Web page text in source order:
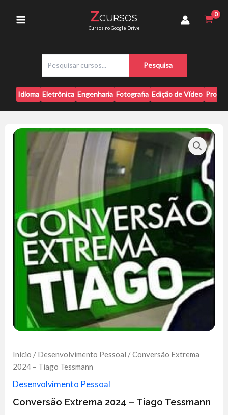
Menu
ZCURSOS
Cursos no Google Drive
s
q
u
i
a
r
Pesquisa
Idioma Eletrônica Engenharia Fotografia Edição de Vídeo
Início / Desenvolvimento Pessoal / Conversão Extrema
2024 – Tiago Tessmann
Desenvolvimento Pessoal
Conversão Extrema 2024 – Tiago Tessmann
Tiago